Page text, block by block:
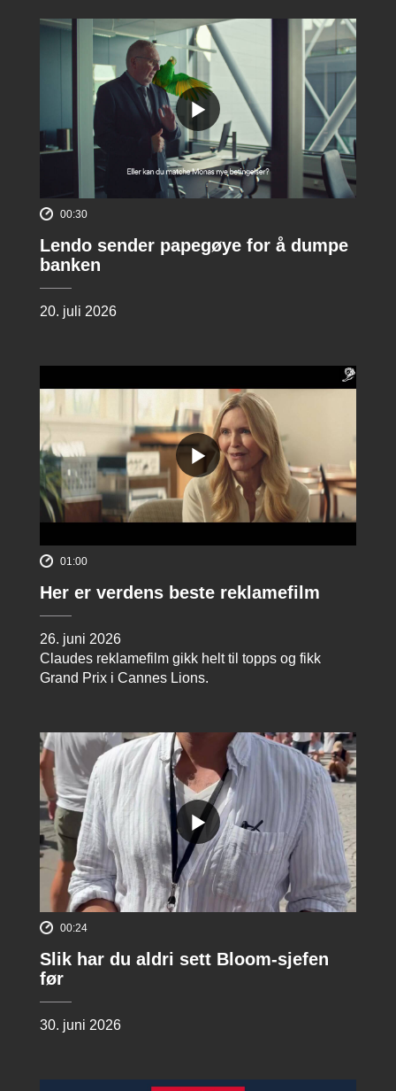
00:30
Lendo sender papegøye for å dumpe
banken
20. juli 2026
01:00
Her er verdens beste reklamefilm
26. juni 2026
Claudes reklamefilm gikk helt til topps og fikk
Grand Prix i Cannes Lions.
00:24
Slik har du aldri sett Bloom-sjefen
før
30. juni 2026